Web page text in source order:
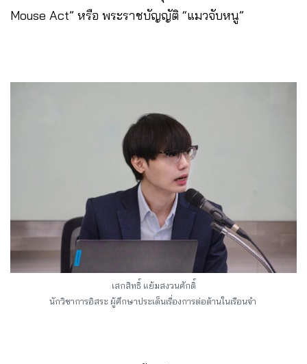
Mouse Act” หรือ พระราชบัญญัติ “แมวจับหนู”
เสกสิทธิ์ แย้มสงวนศักดิ์
นักวิชาการอิสระ ผู้ศึกษาประเด็นเรื่องการต่อต้านในเรือนจำ